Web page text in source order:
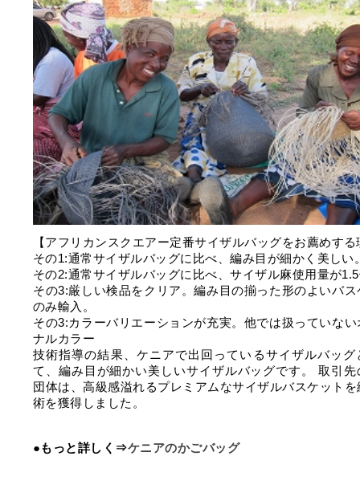
【アフリカンスクエアー定番サイザルバッグをお薦めする
その1:通常サイザルバッグに比べ、編み目が細かく美しい
その2:通常サイザルバッグに比べ、サイザル麻使用量が
その3:厳しい検品をクリア。編み目の揃った形のよいバス
のみ輸入。
その3:カラーバリエーションが充実。他では扱っていない
ナルカラー
技術指導の結果、ケニアで出回っているサイザルバッグ
て、編み目が細かい美しいサイザルバッグです。 取引先
団体は、高級感溢れるプレミアムなサイザルバスケット
術を獲得しました。
●もっと詳しく⇒ケニアのかごバッグ